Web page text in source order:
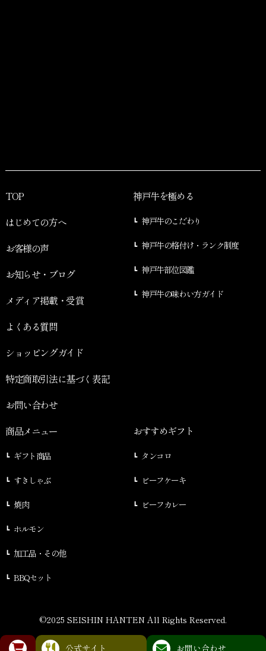
公式サイト お問い合わせ
TOP
はじめての方へ
お客様の声
お知らせ・ブログ
メディア掲載・受賞
よくある質問
ショッピングガイド
特定商取引法に基づく表記
お問い合わせ
神戸牛を極める
神戸牛のこだわり
神戸牛の格付け・ランク制度
神戸牛部位図鑑
神戸牛の味わい方ガイド
商品メニュー
ギフト商品
すきしゃぶ
焼肉
ホルモン
加工品・その他
BBQセット
おすすめギフト
タンコロ
ビーフケーキ
ビーフカレー
©2025 SEISHIN HANTEN All Rights Reserved.